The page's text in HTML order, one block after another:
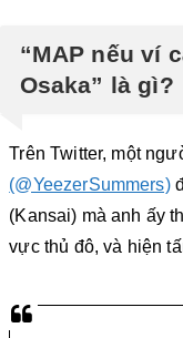
“MAP nếu ví
Osaka” là gì?
Trên Twitter, một
(@YeezerSummers)
(Kansai) mà anh ấy
vực thủ đô, và hiện